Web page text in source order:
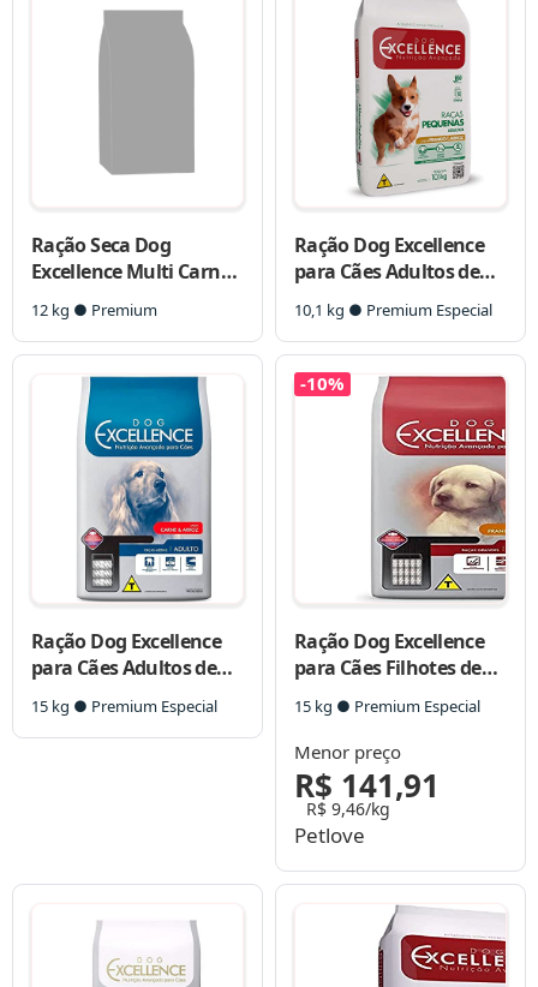
Ração Seca Dog
Excellence Multi Carne
e Frango para Cães
12 kg ● Premium
Ração Dog Excellence
para Cães Adultos de
Raças Pequenas
10,1 kg ● Premium Especial
Ração Dog Excellence
para Cães Adultos de
Raças Médias
15 kg ● Premium Especial
Ração Dog Excellence
para Cães Filhotes de
Raças Grandes
15 kg ● Premium Especial
Menor preço
R$ 141,91
R$ 9,46/kg
-10%
Petlove